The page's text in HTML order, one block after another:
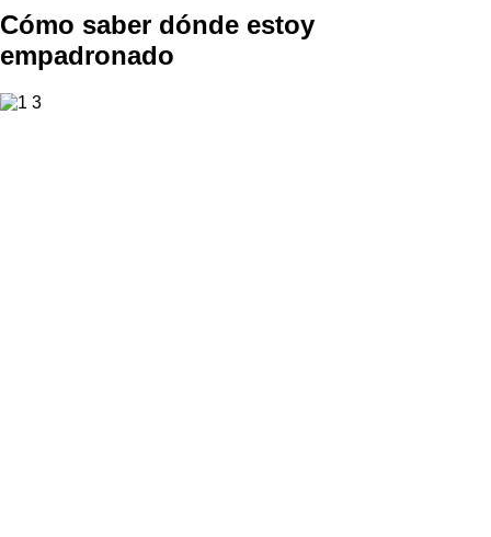
Cómo saber dónde estoy
empadronado